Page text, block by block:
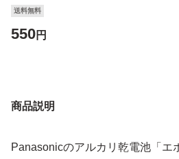
送料無料
550円
商品説明
Panasonicのアルカリ乾電池「エ